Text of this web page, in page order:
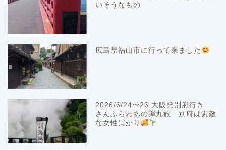
いそうなもの
広島県福山市に行って来ました
2026/6/24〜26 大阪発別府行き
さんふらわあの弾丸旅 別府は素敵
な女性ばかり